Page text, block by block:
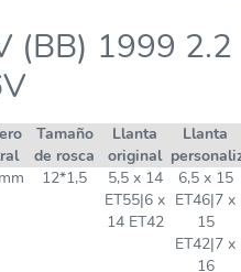
(BB) 1999 2.2
Tamaño
de rosca
Llanta
original
Llanta
12*1,5
5,5 x 14
ET55|6 x
14 ET42
6,5 x 15
ET46|7 x
15
ET42|7 x
16